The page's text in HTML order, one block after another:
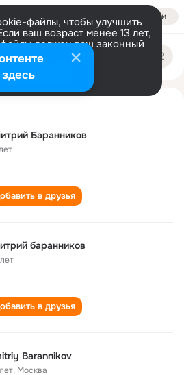
Войти
файлы, чтобы улучшить
ваш возраст менее 13 лет,
должен ваш законный
информации
Настроить
Баранников
в друзья
баранников
в друзья
Barannikov
, Москва